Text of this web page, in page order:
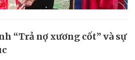
“Trả nợ xương cốt” và sự